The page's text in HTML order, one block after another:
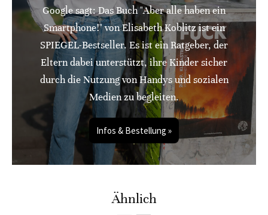
Google sagt: Das Buch "Aber alle haben ein
Smartphone!" von Elisabeth Koblitz ist ein
SPIEGEL-Bestseller. Es ist ein Ratgeber, der
Eltern dabei unterstützt, ihre Kinder sicher
durch die Nutzung von Handys und sozialen
Medien zu begleiten.
Infos & Bestellung »
Ähnlich